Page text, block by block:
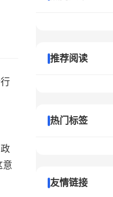
意
推荐阅读
热门标签
友情链接